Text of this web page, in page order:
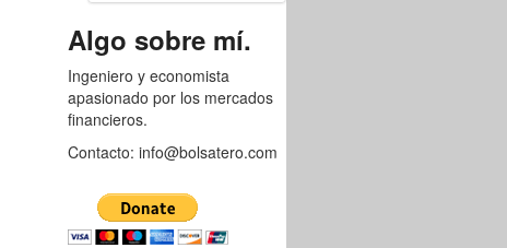
Algo sobre mí.
Ingeniero y economista
apasionado por los mercados
financieros.
Contacto: info@bolsatero.com